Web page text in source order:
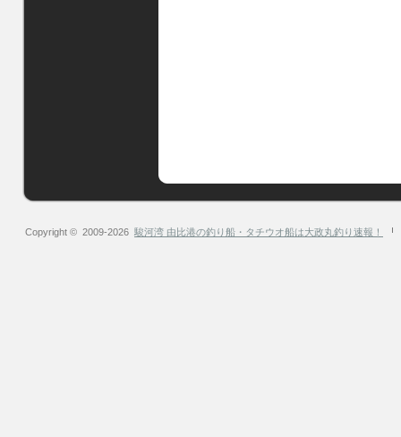
Copyright © 2009-2026 駿河湾 由比港の釣り船・タチウオ船は大政丸釣り速報！